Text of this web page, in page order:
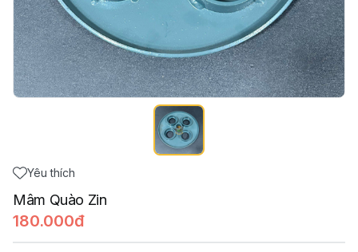
Yêu thích
Mâm Quào Zin
180.000đ